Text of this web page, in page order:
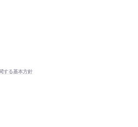
する基本方針